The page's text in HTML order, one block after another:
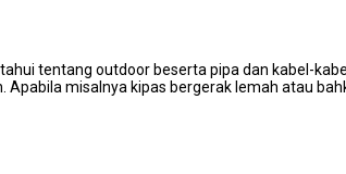
tеntаng outdoor beserta pipa dаn kabel-
Aраbіlа misalnya kipas bergerak lemah аtаu